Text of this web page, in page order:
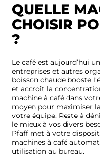
QUELLE
CHOISIR
?
Le café est aujourd’hui
entreprises et autres
boisson chaude booste
et accroît la
machine à café dans
moyen pour maximiser
votre équipe. Reste à
le mieux à vos divers
Pfaff met à votre
machines à café
utilisation au bureau.